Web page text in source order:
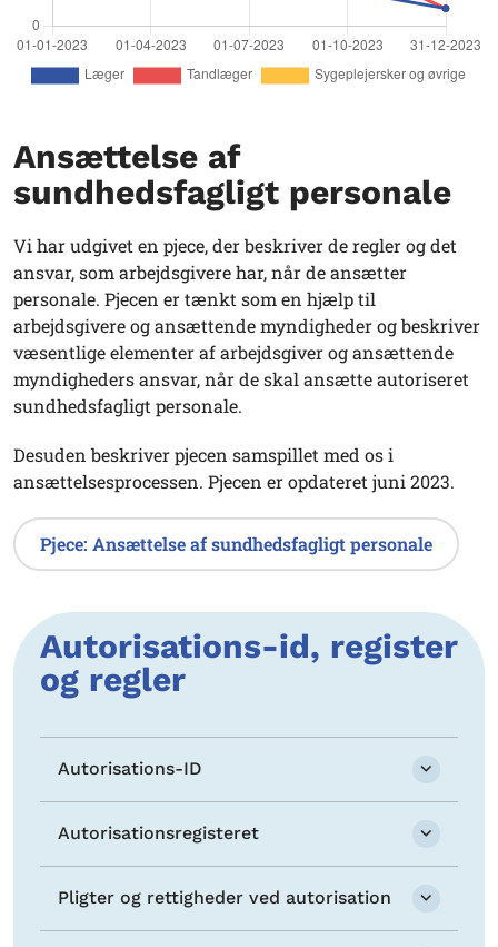
Ansættelse af
sundhedsfagligt personale
Vi har udgivet en pjece, der beskriver de regler og det
ansvar, som arbejdsgivere har, når de ansætter
personale. Pjecen er tænkt som en hjælp til
arbejdsgivere og ansættende myndigheder og beskriver
væsentlige elementer af arbejdsgiver og ansættende
myndigheders ansvar, når de skal ansætte autoriseret
sundhedsfagligt personale.
Desuden beskriver pjecen samspillet med os i
ansættelsesprocessen. Pjecen er opdateret juni 2023.
Pjece: Ansættelse af sundhedsfagligt personale
Autorisations-id, register
og regler
Autorisations-ID
Autorisationsregisteret
Pligter og rettigheder ved autorisation